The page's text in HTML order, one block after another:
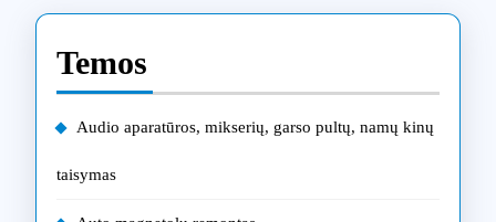
Temos
Audio aparatūros, mikserių, garso pultų, namų kinų
taisymas